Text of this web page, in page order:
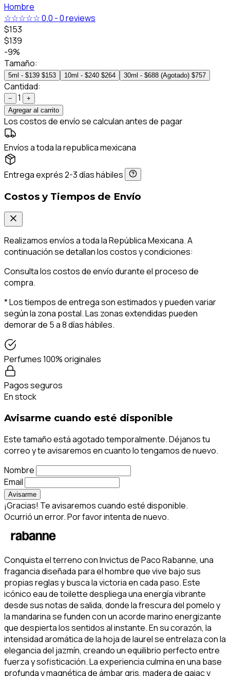
Hombre
☆☆☆☆☆0.0 -0 reviews
$153
$139
-9%
Tamaño:
5ml - $139 $153 10ml - $240 $264 30ml - $688 (Agotado) $757
Cantidad:
− 1
+
Agregar al carrito
Los costos de envío se calculan antes de pagar
Envíos a toda la republica mexicana
Entrega exprés 2-3 días hábiles
Costos y Tiempos de Envío
Realizamos envíos a toda la República Mexicana. A
continuación se detallan los costos y condiciones:
Consulta los costos de envío durante el proceso de
compra.
* Los tiempos de entrega son estimados y pueden variar
según la zona postal. Las zonas extendidas pueden
demorar de 5 a 8 días hábiles.
Perfumes 100% originales
Pagos seguros
En stock
Avisarme cuando esté disponible
Este tamaño está agotado temporalmente. Déjanos tu
correo y te avisaremos en cuanto lo tengamos de nuevo.
Nombre
Email
Avisarme
¡Gracias! Te avisaremos cuando esté disponible.
Ocurrió un error. Por favor intenta de nuevo.
Conquista el terreno con Invictus de Paco Rabanne, una
fragancia diseñada para el hombre que vive bajo sus
propias reglas y busca la victoria en cada paso. Este
icónico eau de toilette despliega una energía vibrante
desde sus notas de salida, donde la frescura del pomelo y
la mandarina se funden con un acorde marino energizante
que despierta los sentidos al instante. En su corazón, la
intensidad aromática de la hoja de laurel se entrelaza con la
elegancia del jazmín, creando un equilibrio perfecto entre
fuerza y sofisticación. La experiencia culmina en una base
profunda y magnética de ámbar gris, madera de gaiac y